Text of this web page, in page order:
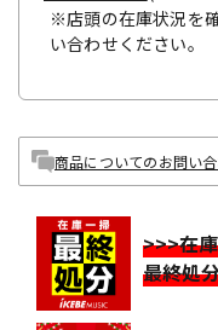
※店頭の在庫状況を
い合わせください。
商品についてのお問い
>>>在
最終処